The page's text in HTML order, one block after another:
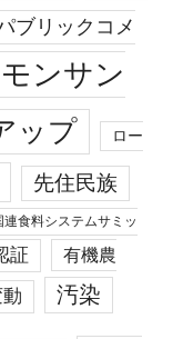
ブリックコメ
モンサン
ップ ロー
先住民族
連食料システムサミッ
証 有機農
汚染